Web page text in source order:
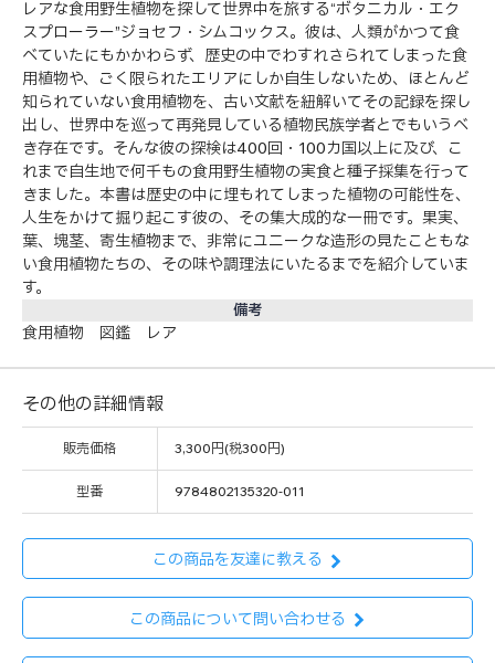
レアな食用野生植物を探して世界中を旅する“ボタニカル・エク
スプローラー”ジョセフ・シムコックス。彼は、人類がかつて食
べていたにもかかわらず、歴史の中でわすれさられてしまった食
用植物や、ごく限られたエリアにしか自生しないため、ほとんど
知られていない食用植物を、古い文献を紐解いてその記録を探し
出し、世界中を巡って再発見している植物民族学者とでもいうべ
き存在です。そんな彼の探検は400回・100カ国以上に及び、こ
れまで自生地で何千もの食用野生植物の実食と種子採集を行って
きました。本書は歴史の中に埋もれてしまった植物の可能性を、
人生をかけて掘り起こす彼の、その集大成的な一冊です。果実、
葉、塊茎、寄生植物まで、非常にユニークな造形の見たこともな
い食用植物たちの、その味や調理法にいたるまでを紹介していま
す。
備考
食用植物 図鑑 レア
その他の詳細情報
販売価格 3,300円(税300円)
型番 9784802135320-011
この商品を友達に教える
この商品について問い合わせる